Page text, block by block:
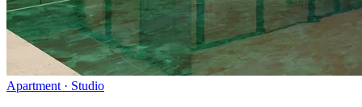
Apartment · Studio